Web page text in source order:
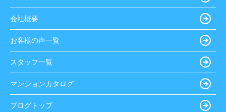
会社概要
お客様の声一覧
スタッフ一覧
マンションカタログ
ブログトップ